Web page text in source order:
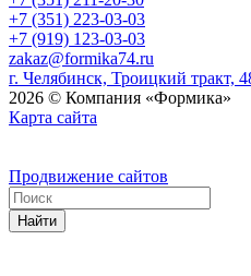
+7 (351) 223-03-03
+7 (919) 123-03-03
zakaz@formika74.ru
г. Челябинск, Троицкий тракт,
2026 © Компания «Формика»
Карта сайта
Продвижение сайтов
Найти